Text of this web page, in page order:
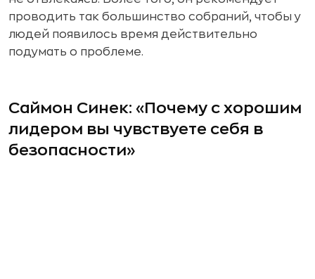
проводить так большинство собраний, чтобы у
людей появилось время действительно
подумать о проблеме.
Саймон Синек: «Почему с хорошим
лидером вы чувствуете себя в
безопасности»